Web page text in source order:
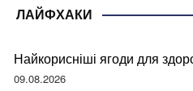
ЛАЙФХАКИ
Найкорисніші ягоди для
09.08.2026